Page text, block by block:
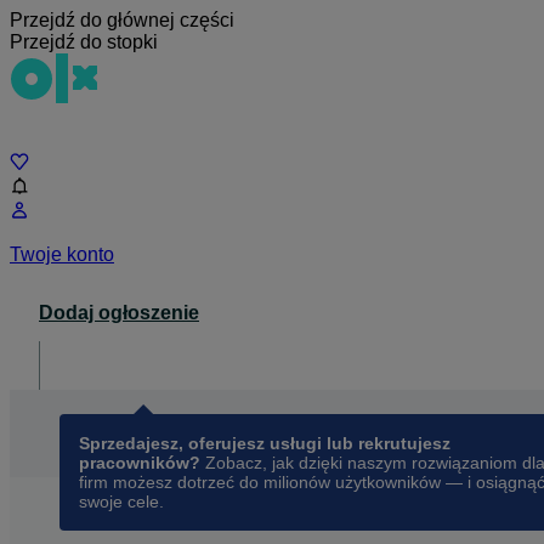
Przejdź do głównej części
Przejdź do stopki
Twoje konto
Dodaj ogłoszenie
Sprzedajesz, oferujesz usługi lub rekrutujesz
pracowników? Zobacz, jak dzięki naszym rozwiązaniom dla
firm możesz dotrzeć do milionów użytkowników — i osiągnąć
swoje cele.